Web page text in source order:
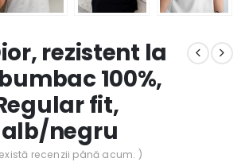
rezistent la
100%,
fit,
negru
recenzii până acum. )